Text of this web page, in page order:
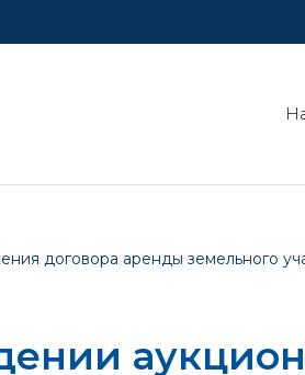
договора аренды земельного